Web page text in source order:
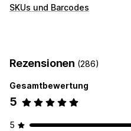
POS
SKUs und Barcodes
Benutzerdefinierte Vorlagen
Scannen
SKU-Verwaltung
Rezensionen (286)
Gesamtbewertung
5
5